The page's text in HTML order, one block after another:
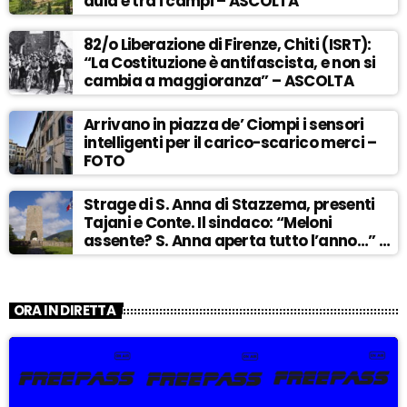
82/o Liberazione di Firenze, Chiti (ISRT):
“La Costituzione è antifascista, e non si
cambia a maggioranza” – ASCOLTA
Arrivano in piazza de’ Ciompi i sensori
intelligenti per il carico-scarico merci –
FOTO
Strage di S. Anna di Stazzema, presenti
Tajani e Conte. Il sindaco: “Meloni
assente? S. Anna aperta tutto l’anno…” –
ASCOLTA
ORA IN DIRETTA